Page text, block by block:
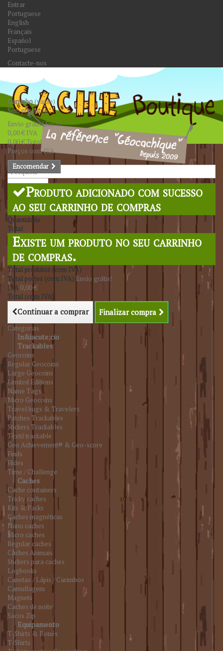
Entrar
Portuguese
English
Français
Español
Portuguese
Contacte-nos
Pesquisar
Carrinho(vazio)
Sem produtos
Envio grátis!Envio
0,00 € IVA
0,00 €Total
Preços com IVA
Encomendar
Produto adicionado com sucesso
ao seu carrinho de compras
Quantidade
Total
Existe um produto no seu carrinho
de compras.
Total produtos (com IVA)
Total portes (com IVA) Envio grátis!
IVA 0,00 €
Total (com IVA)
Continuar a comprar Finalizar compra
Categorias
In&iacute;cio
Trackables
Geocoins
Regular Geocoins
Large Geocoins
Limited Editions
Name Tags
Micro Geocoins
Travel bugs & Travelers
Patches Trackables
Stickers Trackables
Têxtil trackable
Geo Achievement® & Geo-score
Finds
Hides
Time / Challenge
Caches
Cache containers
Tricky caches
Kits & Packs
Caches magnéticas
Nano caches
Micro caches
Regular caches
Caches Animais
Stickers para caches
Logbooks
Canetas / Lápis / Carimbos
Camuflagem
Magnets
Caches de noite
Sacos Zip
Equipamento
T-Shirts & Bonés
T-Shirts